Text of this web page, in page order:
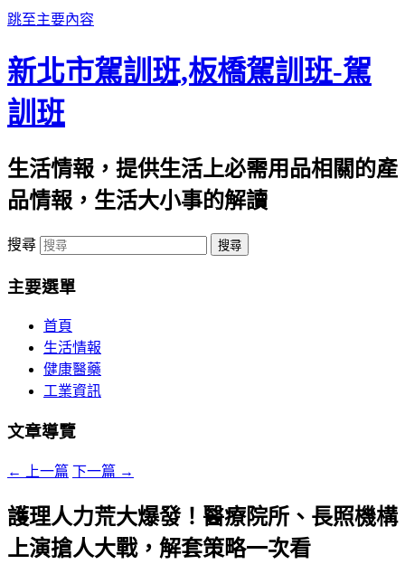
跳至主要內容
新北市駕訓班,板橋駕訓班-駕
訓班
生活情報，提供生活上必需用品相關的產
品情報，生活大小事的解讀
搜尋
主要選單
首頁
生活情報
健康醫藥
工業資訊
文章導覽
← 上一篇 下一篇 →
護理人力荒大爆發！醫療院所、長照機構
上演搶人大戰，解套策略一次看